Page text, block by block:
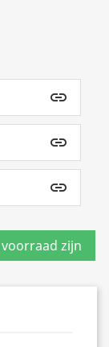
insert_link
insert_link
insert_link